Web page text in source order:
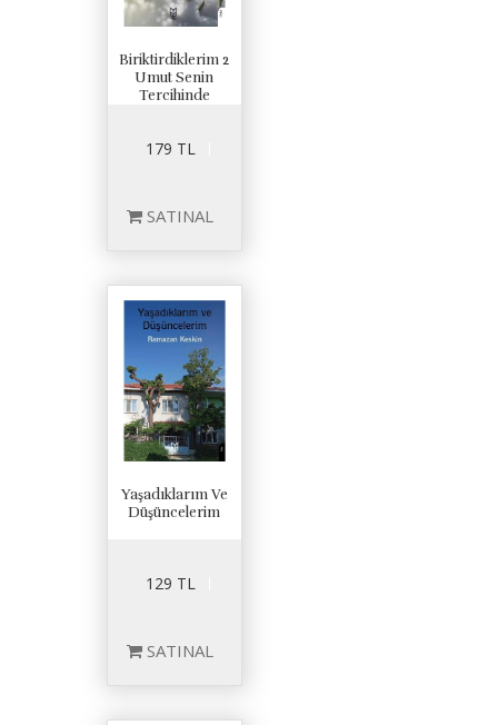
Biriktirdiklerim 2
Umut Senin
Tercihinde
179 TL
SATINAL
Yaşadıklarım Ve
Düşüncelerim
129 TL
SATINAL